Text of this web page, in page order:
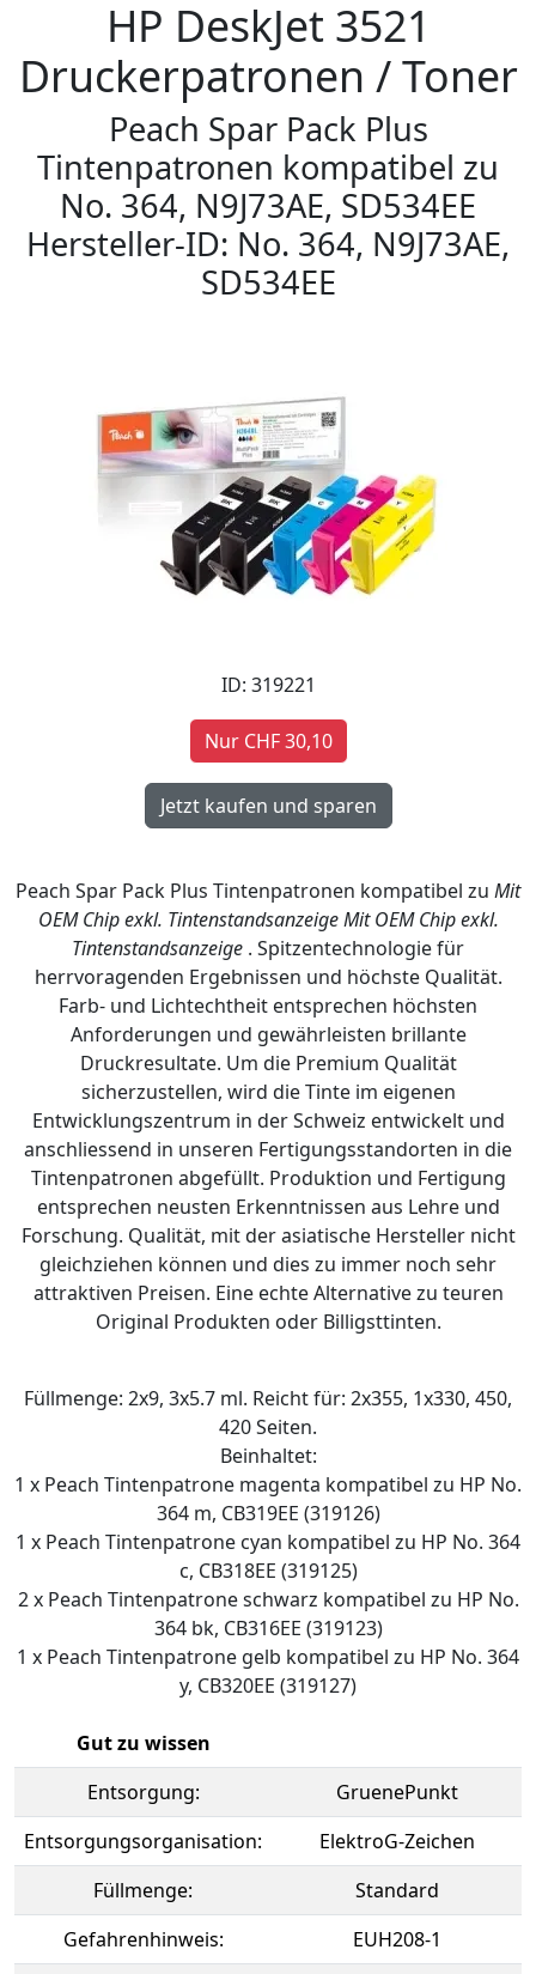
HP DeskJet 3521
Druckerpatronen / Toner
Peach Spar Pack Plus
Tintenpatronen kompatibel zu
No. 364, N9J73AE, SD534EE
Hersteller-ID: No. 364, N9J73AE,
SD534EE
ID: 319221
Nur CHF 30,10
Peach Spar Pack Plus Tintenpatronen kompatibel zu Mit
OEM Chip exkl. Tintenstandsanzeige Mit OEM Chip exkl.
Tintenstandsanzeige . Spitzentechnologie für
herrvoragenden Ergebnissen und höchste Qualität.
Farb- und Lichtechtheit entsprechen höchsten
Anforderungen und gewährleisten brillante
Druckresultate. Um die Premium Qualität
sicherzustellen, wird die Tinte im eigenen
Entwicklungszentrum in der Schweiz entwickelt und
anschliessend in unseren Fertigungsstandorten in die
Tintenpatronen abgefüllt. Produktion und Fertigung
entsprechen neusten Erkenntnissen aus Lehre und
Forschung. Qualität, mit der asiatische Hersteller nicht
gleichziehen können und dies zu immer noch sehr
attraktiven Preisen. Eine echte Alternative zu teuren
Original Produkten oder Billigsttinten.
Füllmenge: 2x9, 3x5.7 ml. Reicht für: 2x355, 1x330, 450,
420 Seiten.
Beinhaltet:
1 x Peach Tintenpatrone magenta kompatibel zu HP No.
364 m, CB319EE (319126)
1 x Peach Tintenpatrone cyan kompatibel zu HP No. 364
c, CB318EE (319125)
2 x Peach Tintenpatrone schwarz kompatibel zu HP No.
364 bk, CB316EE (319123)
1 x Peach Tintenpatrone gelb kompatibel zu HP No. 364
y, CB320EE (319127)
Gut zu wissen
Entsorgung:
GruenePunkt
Entsorgungsorganisation:
ElektroG-Zeichen
Füllmenge:
Standard
Gefahrenhinweis:
EUH208-1